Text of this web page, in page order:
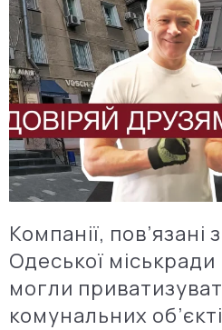
Компанії, пов’язані
Одеської
могли
комунальних